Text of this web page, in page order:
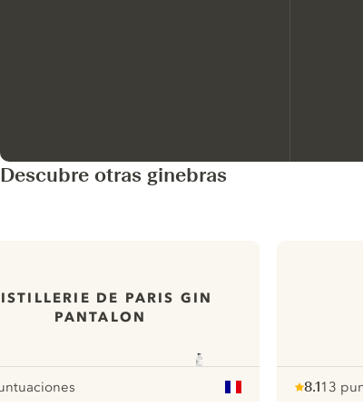
Descubre otras ginebras
DE PARIS GIN
PANTALON
8.1
pour
13